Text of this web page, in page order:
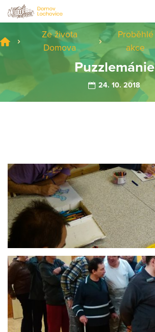
Ze života
Domova
Proběhlé
akce
Puzzlemánie
24. 10. 2018